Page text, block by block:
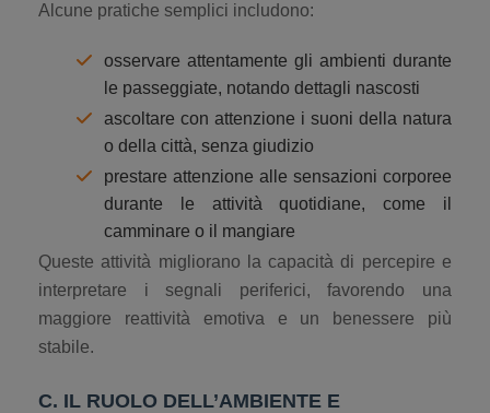
Alcune pratiche semplici includono:
osservare attentamente gli ambienti durante
le passeggiate, notando dettagli nascosti
ascoltare con attenzione i suoni della natura
o della città, senza giudizio
prestare attenzione alle sensazioni corporee
durante le attività quotidiane, come il
camminare o il mangiare
Queste attività migliorano la capacità di percepire e
interpretare i segnali periferici, favorendo una
maggiore reattività emotiva e un benessere più
stabile.
C. IL RUOLO DELL’AMBIENTE E